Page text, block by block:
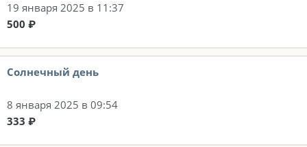
19 января 2025 в 11:37
500 ₽
Солнечный день
8 января 2025 в 09:54
333 ₽